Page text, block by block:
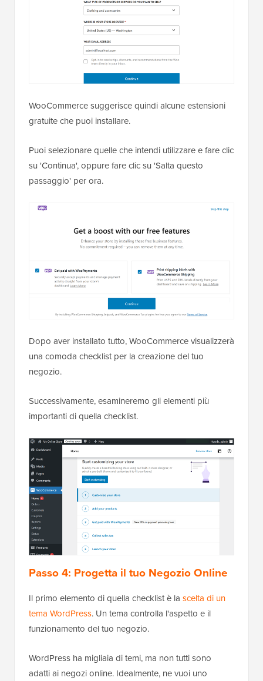
WooCommerce suggerisce quindi alcune estensioni
gratuite che puoi installare.
Puoi selezionare quelle che intendi utilizzare e fare clic
su 'Continua', oppure fare clic su 'Salta questo
passaggio' per ora.
Dopo aver installato tutto, WooCommerce visualizzerà
una comoda checklist per la creazione del tuo
negozio.
Successivamente, esamineremo gli elementi più
importanti di quella checklist.
Passo 4: Progetta il tuo Negozio Online
Il primo elemento di quella checklist è la scelta di un
tema WordPress. Un tema controlla l'aspetto e il
funzionamento del tuo negozio.
WordPress ha migliaia di temi, ma non tutti sono
adatti ai negozi online. Idealmente, ne vuoi uno